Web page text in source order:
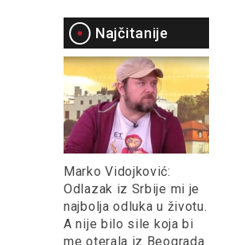
Najčitanije
Marko Vidojković:
Odlazak iz Srbije mi je
najbolja odluka u životu.
A nije bilo sile koja bi
me oterala iz Beograda